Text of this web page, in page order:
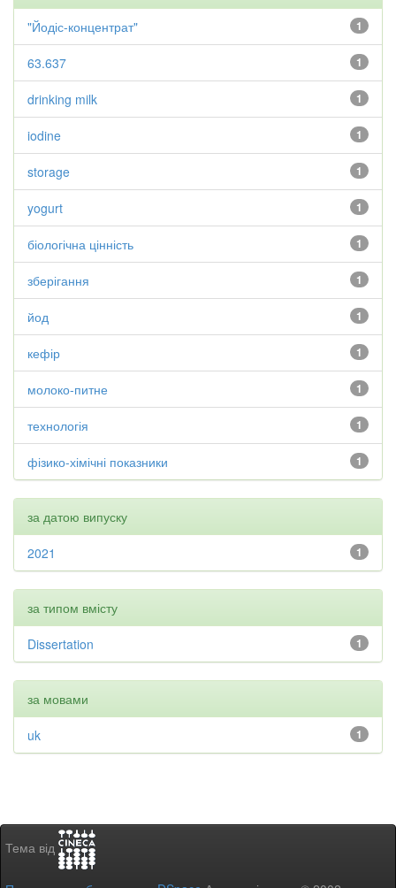
1
"Йодіс-концентрат"
1
63.637
1
drinking milk
1
iodine
1
storage
1
yogurt
1
біологічна цінність
1
зберігання
1
йод
1
кефір
1
молоко-питне
1
технологія
1
фізико-хімічні показники
за датою випуску
1
2021
за типом вмісту
1
Dissertation
за мовами
1
uk
Тема від